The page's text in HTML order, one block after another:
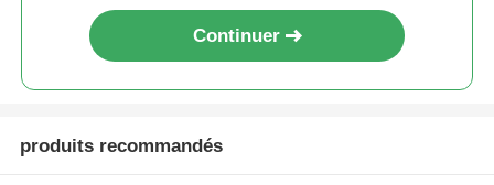
Pompes verticales
Continuer
produits recommandés